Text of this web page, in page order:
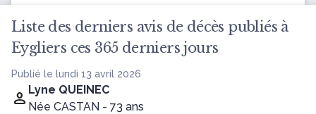
Liste des derniers avis de décès publiés à
Eygliers ces 365 derniers jours
Publié le lundi 13 avril 2026
Lyne QUEINEC
Née CASTAN - 73 ans